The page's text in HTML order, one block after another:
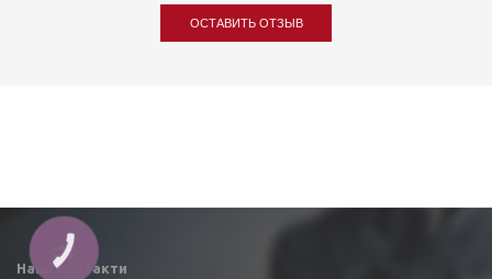
ОСТАВИТЬ ОТЗЫВ
Наші контакти
КНОПКА
ЗВ'ЯЗКУ